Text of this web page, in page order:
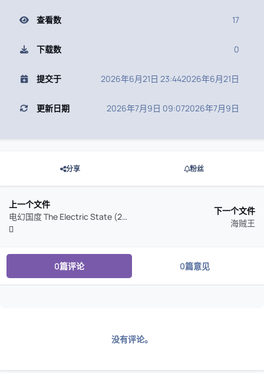
查看数 17
下载数 0
提交于 2026年6月21日 23:442026年6月21日
更新日期 2026年7月9日 09:072026年7月9日
分享 粉丝
上一个文件
电幻国度 The Electric State (2025)
下一个文件
海贼王
0篇评论 0篇意见
没有评论。